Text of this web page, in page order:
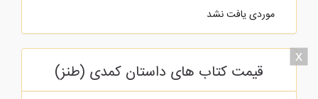
موردی یافت نشد
x
قیمت کتاب های داستان کمدی (طنز)